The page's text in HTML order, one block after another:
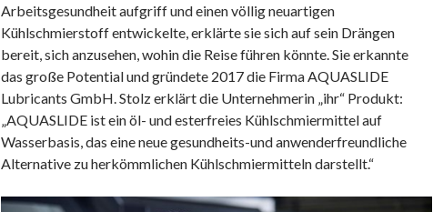
Arbeitsgesundheit aufgriff und einen völlig neuartigen
Kühlschmierstoff entwickelte, erklärte sie sich auf sein Drängen
bereit, sich anzusehen, wohin die Reise führen könnte. Sie erkannte
das große Potential und gründete 2017 die Firma AQUASLIDE
Lubricants GmbH. Stolz erklärt die Unternehmerin „ihr“ Produkt:
„AQUASLIDE ist ein öl- und esterfreies Kühlschmiermittel auf
Wasserbasis, das eine neue gesundheits-und anwenderfreundliche
Alternative zu herkömmlichen Kühlschmiermitteln darstellt.“